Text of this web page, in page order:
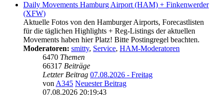
Daily Movements Hamburg Airport (HAM) + Finkenwerder
(XFW)
Aktuelle Fotos von den Hamburger Airports, Forecastlisten
für die täglichen Highlights + Reg-Listings der aktuellen
Movements haben hier Platz! Bitte Postingregel beachten.
Moderatoren: smitty, Service, HAM-Moderatoren
6470 Themen
66317 Beiträge
Letzter Beitrag 07.08.2026 - Freitag
vonA345 Neuester Beitrag
07.08.2026 20:19:43